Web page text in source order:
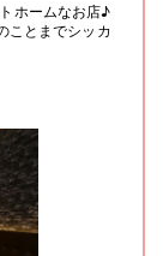
ホームなお店♪
ことまでシッカ